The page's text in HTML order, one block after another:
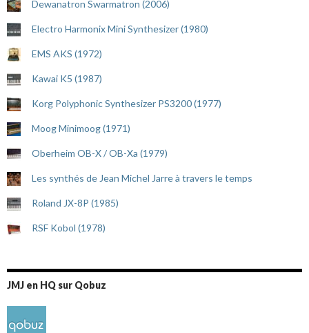
Dewanatron Swarmatron (2006)
Electro Harmonix Mini Synthesizer (1980)
EMS AKS (1972)
Kawai K5 (1987)
Korg Polyphonic Synthesizer PS3200 (1977)
Moog Minimoog (1971)
Oberheim OB-X / OB-Xa (1979)
Les synthés de Jean Michel Jarre à travers le temps
Roland JX-8P (1985)
RSF Kobol (1978)
JMJ en HQ sur Qobuz